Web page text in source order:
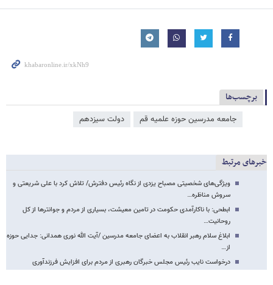
برچسب‌ها
جامعه مدرسین حوزه علمیه قم دولت سیزدهم
خبرهای مرتبط
ویژگی‌های شخصیتی مصباح یزدی از نگاه رئیس‌ دفترش/ تلاش کرد با علی شریعتی و
سروش مناظره…
ابطحی: با ناکارآمدی حکومت در تامین معیشت، بسیاری از مردم و جوانترها از کل
روحانیت…
ابلاغ سلام رهبر انقلاب به اعضای جامعه مدرسین /آیت الله نوری همدانی: جدایی حوزه
از…
درخواست نایب رئیس مجلس خبرگان رهبری از مردم برای افزایش فرزندآوری